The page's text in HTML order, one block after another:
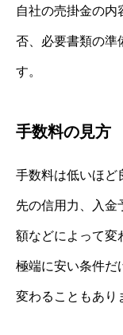
自社の売掛金の内
否、必要書類の準
す。
手数料の見方
手数料は低いほど
先の信用力、入金
額などによって変
極端に安い条件だ
変わることもあり